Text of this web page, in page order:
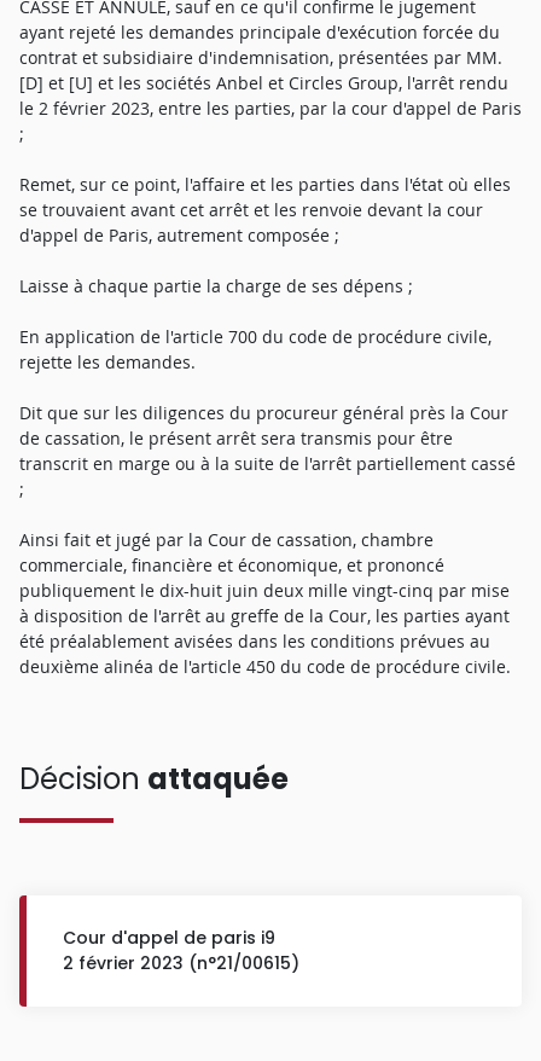
CASSE ET ANNULE, sauf en ce qu'il confirme le jugement
ayant rejeté les demandes principale d'exécution forcée du
contrat et subsidiaire d'indemnisation, présentées par MM.
[D] et [U] et les sociétés Anbel et Circles Group, l'arrêt rendu
le 2 février 2023, entre les parties, par la cour d'appel de Paris
;
Remet, sur ce point, l'affaire et les parties dans l'état où elles
se trouvaient avant cet arrêt et les renvoie devant la cour
d'appel de Paris, autrement composée ;
Laisse à chaque partie la charge de ses dépens ;
En application de l'article 700 du code de procédure civile,
rejette les demandes.
Dit que sur les diligences du procureur général près la Cour
de cassation, le présent arrêt sera transmis pour être
transcrit en marge ou à la suite de l'arrêt partiellement cassé
;
Ainsi fait et jugé par la Cour de cassation, chambre
commerciale, financière et économique, et prononcé
publiquement le dix-huit juin deux mille vingt-cinq par mise
à disposition de l'arrêt au greffe de la Cour, les parties ayant
été préalablement avisées dans les conditions prévues au
deuxième alinéa de l'article 450 du code de procédure civile.
Décision attaquée
Cour d'appel de paris i9
2 février 2023 (n°21/00615)